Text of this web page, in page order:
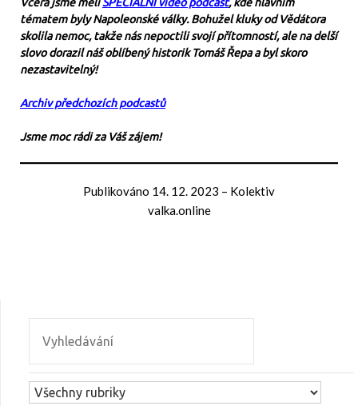
Včera jsme měliSPECIÁLNÍ video podcast, kde hlavním
tématem byly Napoleonské války. Bohužel kluky od Vědátora
skolila nemoc, takže nás nepoctili svojí přítomností, ale na delší
slovo dorazil náš oblíbený historik Tomáš Řepa a byl skoro
nezastavitelný!
Archiv předchozích podcastů
Jsme moc rádi za Váš zájem!
Publikováno 14. 12. 2023 – Kolektiv
valka.online